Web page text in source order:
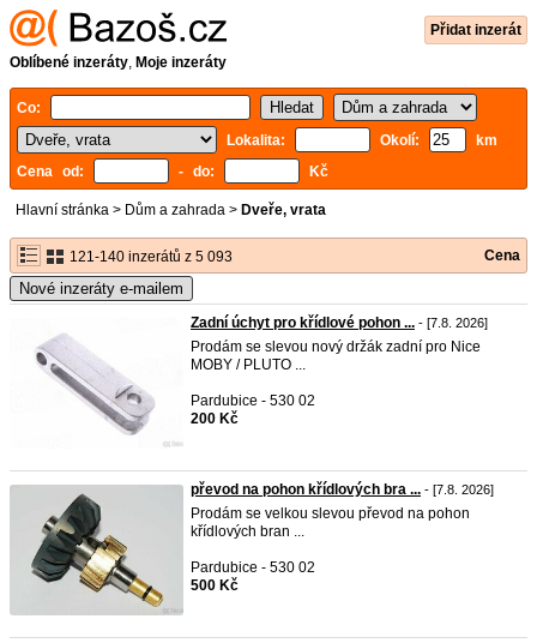
Přidat inzerát
Oblíbené inzeráty, Moje inzeráty
Co:
Lokalita:
Okolí:
km
Cena od:
- do: Kč
Hlavní stránka > Dům a zahrada > Dveře, vrata
121-140 inzerátů z 5 093 Cena
Nové inzeráty e-mailem
Zadní úchyt pro křídlové pohon ... - [7.8. 2026]
Prodám se slevou nový držák zadní pro Nice
MOBY / PLUTO ...
Pardubice - 530 02
200 Kč
převod na pohon křídlových bra ... - [7.8. 2026]
Prodám se velkou slevou převod na pohon
křídlových bran ...
Pardubice - 530 02
500 Kč